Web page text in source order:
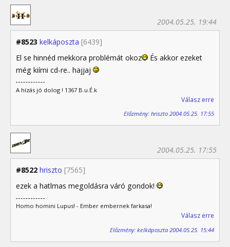
#8523 kelkáposzta [6439]
2004.05.25. 19:44
El se hinnéd mekkora problémát okoz
És akkor ezeket
még kiírni cd-re.. hajjaj
A hízás jó dolog ! 1367 B.u.É.k
Válasz erre
Előzmény: hriszto 2004.05.25. 17:55
#8522 hriszto [7565]
2004.05.25. 17:55
ezek a hatlmas megoldásra váró gondok!
Homo homini Lupus! - Ember embernek farkasa!
Válasz erre
Előzmény: kelkáposzta 2004.05.25. 15:44